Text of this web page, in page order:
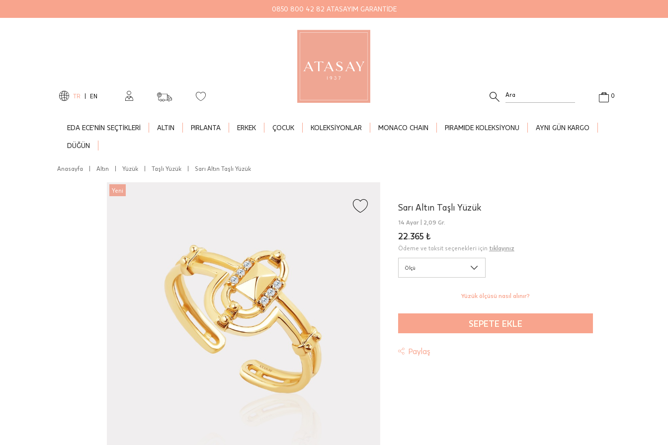
0850 800 42 82 ATASAYIM GARANTİDE
TR EN
EDA ECE'NİN SEÇTİKLERİ ALTIN PIRLANTA ERKEK ÇOCUK KOLEKSİYONLAR MONACO CHAIN PIRAMIDE KOLEKSİYONU AYNI GÜN KARGO
DÜĞÜN
0
Anasayfa Altın Yüzük Taşlı Yüzük Sarı Altın Taşlı Yüzük
Yeni
Sarı Altın Taşlı Yüzük
14 Ayar | 2,09 Gr.
22.365 ₺
Ödeme ve taksit seçenekleri için tıklayınız
Ölçü
Yüzük ölçüsü nasıl alınır?
SEPETE EKLE
Paylaş
Siparişleriniz "HepsiJet Kargo" ile ücretsiz ve sigortalı olarak